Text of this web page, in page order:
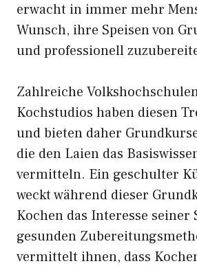
erwacht in immer mehr
Wunsch, ihre Speisen von
und professionell
Zahlreiche
Kochstudios haben diesen
und bieten daher
die den Laien das
vermitteln. Ein geschulter
weckt während dieser
Kochen das Interesse seiner
gesunden
vermittelt ihnen, dass